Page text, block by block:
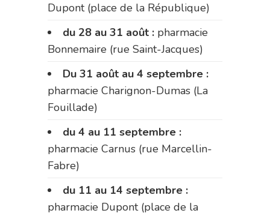
Dupont (place de la République)
du 28 au 31 août : pharmacie
Bonnemaire (rue Saint-Jacques)
Du 31 août au 4 septembre :
pharmacie Charignon-Dumas (La
Fouillade)
du 4 au 11 septembre :
pharmacie Carnus (rue Marcellin-
Fabre)
du 11 au 14 septembre :
pharmacie Dupont (place de la